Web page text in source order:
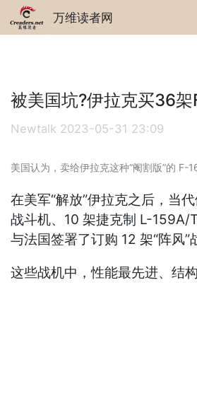
万维读者网
被美国坑?伊拉克买36
Newtalk 2023-05-31 23:09
美国认为，卖给伊拉克这种“阉割版”的
在美军“解放”伊拉克之后，当
战斗机、10 架捷克制 L-159A/
与法国签署了订购 12 架“阵风”
这些战机中，性能最先进、结